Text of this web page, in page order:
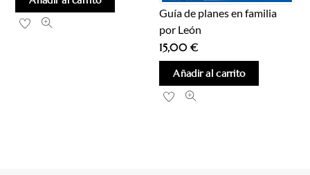
Guía de planes en familia
por León
15,00€
Añadir al carrito